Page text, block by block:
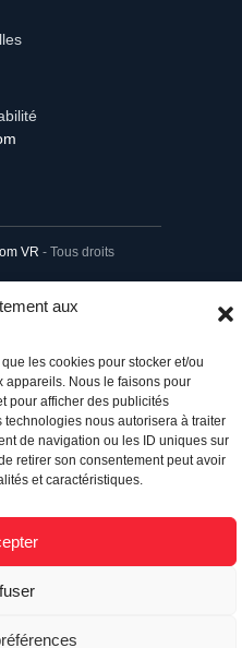
aux
les cookies pour stocker et/ou
appareils. Nous le faisons pour
pour afficher des publicités
nous autorisera à traiter
de navigation ou les ID uniques sur
retirer son consentement peut avoir
et caractéristiques.
VR - Tous droits